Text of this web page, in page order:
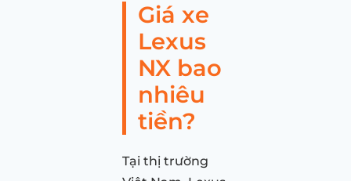
Giá xe
Lexus
NX bao
nhiêu
tiền?
Tại thị trường